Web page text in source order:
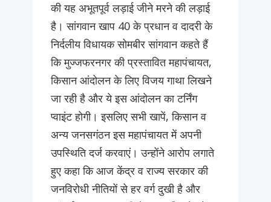
की यह अभूतपूर्व लड़ाई जीने मरने की लड़ाई
है। सांगवान खाप 40 के प्रधान व दादरी के
निर्दलीय विधायक सोमबीर सांगवान कहते हैं
कि मुज्जफरनगर की प्रस्तावित महापंचायत,
किसान आंदोलन के लिए विजय गाथा लिखने
जा रही है और ये इस आंदोलन का टर्निंग
प्वाइंट होगी। इसलिए सभी खापें, किसान व
अन्य जनसगंठन इस महापंचायत में अपनी
उपस्थिति दर्ज करवाएं। उन्होंने आरोप लगाते
हुए कहा कि आज केंद्र व राज्य सरकार की
जनविरोधी नीतियों से हर वर्ग दुखी है और